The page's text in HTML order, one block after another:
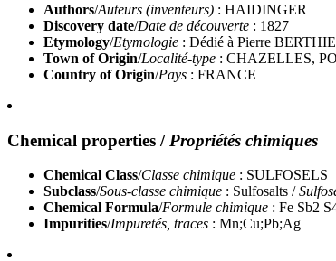
Authors/Auteurs (inventeurs) : HAIDINGER
Discovery date/Date de découverte : 1827
Etymology/Etymologie : Dédié à Pierre
Town of Origin/Localité-type : CHAZELLES,
Country of Origin/Pays : FRANCE
Chemical properties / Propriétés chimiques
Chemical Class/Classe chimique : SULFOSELS
Subclass/Sous-classe chimique : Sulfosalts /
Chemical Formula/Formule chimique : Fe Sb2
Impurities/Impuretés, traces : Mn;Cu;Pb;Ag